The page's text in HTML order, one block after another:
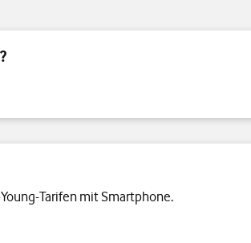
Tarifen mit Smartphone.